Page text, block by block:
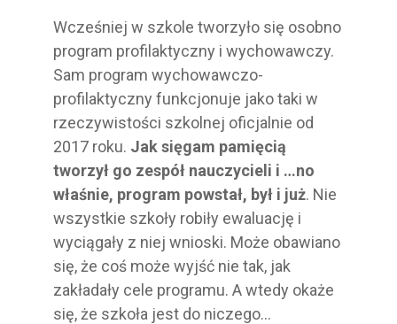
Wcześniej w szkole tworzyło się osobno
program profilaktyczny i wychowawczy.
Sam program wychowawczo-
profilaktyczny funkcjonuje jako taki w
rzeczywistości szkolnej oficjalnie od
2017 roku. Jak sięgam pamięcią
tworzył go zespół nauczycieli i …no
właśnie, program powstał, był i już. Nie
wszystkie szkoły robiły ewaluację i
wyciągały z niej wnioski. Może obawiano
się, że coś może wyjść nie tak, jak
zakładały cele programu. A wtedy okaże
się, że szkoła jest do niczego…